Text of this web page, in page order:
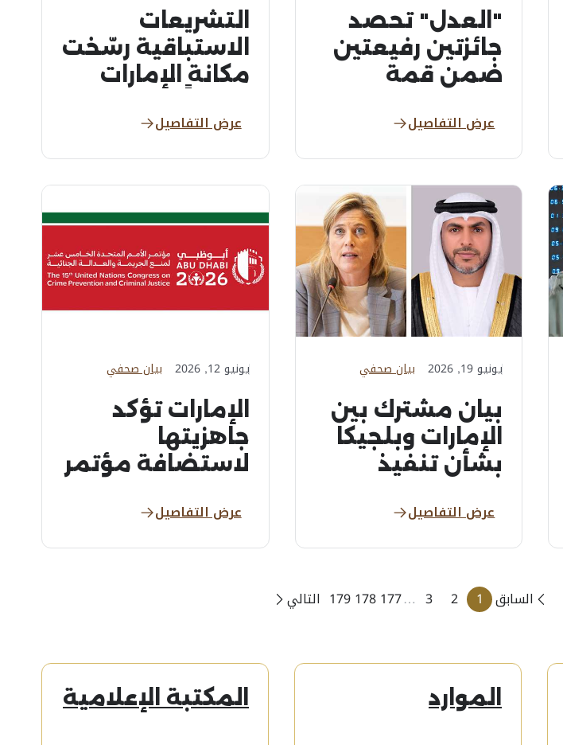
"العدل" تحصد
جائزتين رفيعتين
ضمن قمة
عرض التفاصيل
التشريعات
الاستباقية رسّخت
مكانة الإمارات
المستثمرين
عرض التفاصيل
يونيو 19, 2026 بيان صحفي
بيان مشترك بين
الإمارات وبلجيكا
بشأن تنفيذ
ثلاثة أشخاص
مطلوبين
عرض التفاصيل
يونيو 12, 2026 بيان صحفي
الإمارات تؤكد
جاهزيتها
لاستضافة مؤتمر
لمنع الجريمة
والعدالة الجنائية
عرض التفاصيل
السابق 1
2
3
…
177
178
179 التالي
الموارد المكتبة الإعلامية